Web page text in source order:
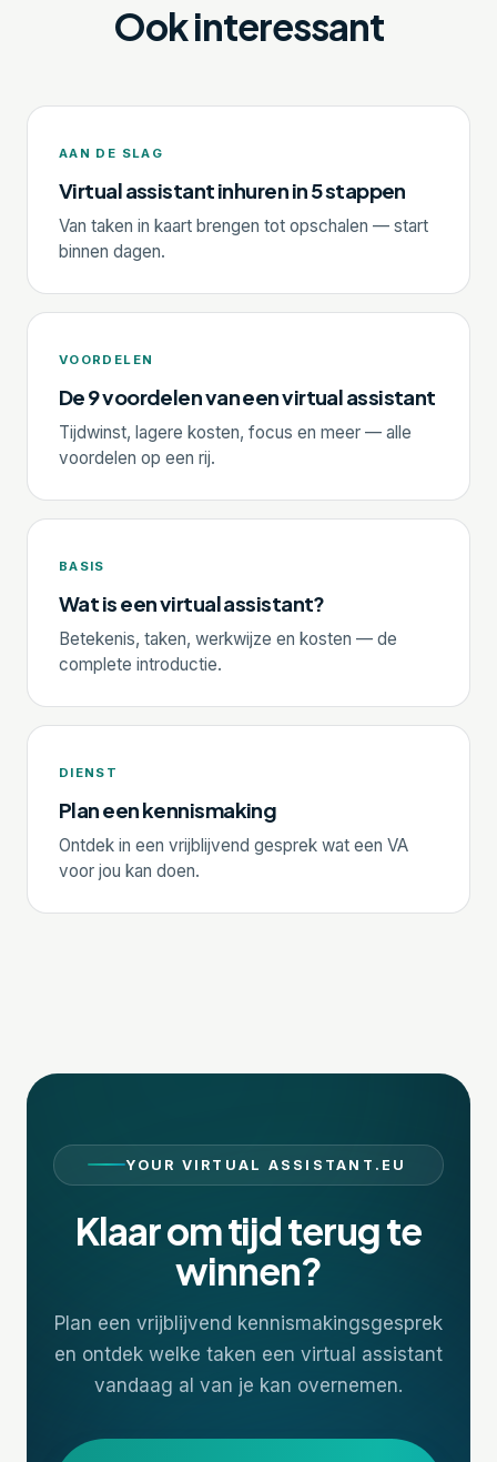
Ook interessant
AAN DE SLAG
Virtual assistant inhuren in 5 stappen
Van taken in kaart brengen tot opschalen — start
binnen dagen.
VOORDELEN
De 9 voordelen van een virtual assistant
Tijdwinst, lagere kosten, focus en meer — alle
voordelen op een rij.
BASIS
Wat is een virtual assistant?
Betekenis, taken, werkwijze en kosten — de
complete introductie.
DIENST
Plan een kennismaking
Ontdek in een vrijblijvend gesprek wat een VA
voor jou kan doen.
YOUR VIRTUAL ASSISTANT.EU
Klaar om tijd terug te
winnen?
Plan een vrijblijvend kennismakingsgesprek
en ontdek welke taken een virtual assistant
vandaag al van je kan overnemen.